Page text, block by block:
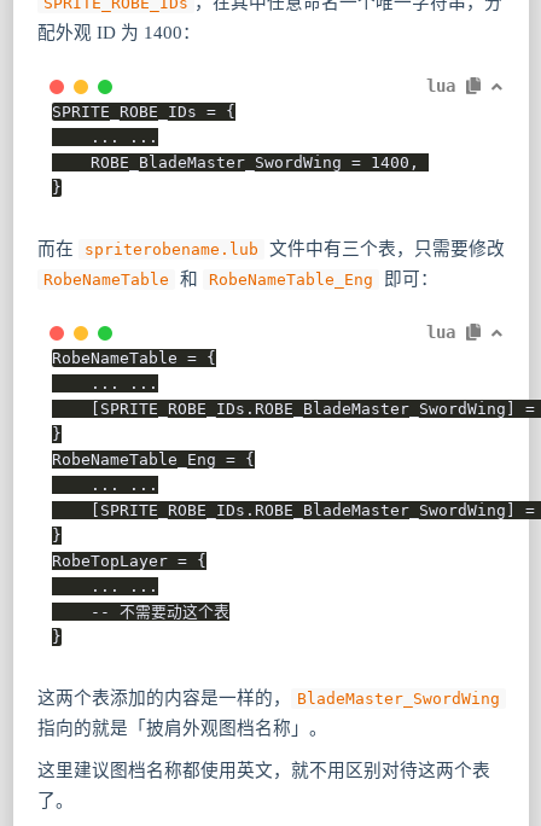
配外观 ID 为 1400：
lua
SPRITE_ROBE_IDs =
{
...
...
    ROBE_BladeMaster_SwordWing
= 1400 ,
}
而在 spriterobename.lub 文件中有三个表，只需要修改
RobeNameTable 和 RobeNameTable_Eng 即可：
lua
RobeNameTable =
{
...
...
SPRITE_ROBE_IDs . ROBE_BladeMaster_SwordWing
=
}
RobeNameTable_Eng =
{
...
...
SPRITE_ROBE_IDs . ROBE_BladeMaster_SwordWing
=
}
RobeTopLayer =
{
...
...
-- 不需要动这个表
}
这两个表添加的内容是一样的， BladeMaster_SwordWing
指向的就是「披肩外观图档名称」。
这里建议图档名称都使用英文，就不用区别对待这两个表
了。